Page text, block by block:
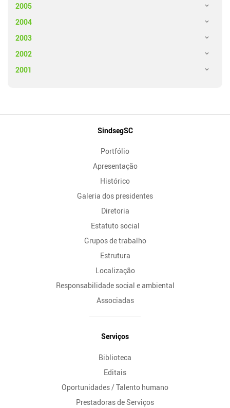
2005
2004
2003
2002
2001
SindsegSC
Portfólio
Apresentação
Histórico
Galeria dos presidentes
Diretoria
Estatuto social
Grupos de trabalho
Estrutura
Localização
Responsabilidade social e ambiental
Associadas
Serviços
Biblioteca
Editais
Oportunidades / Talento humano
Prestadoras de Serviços